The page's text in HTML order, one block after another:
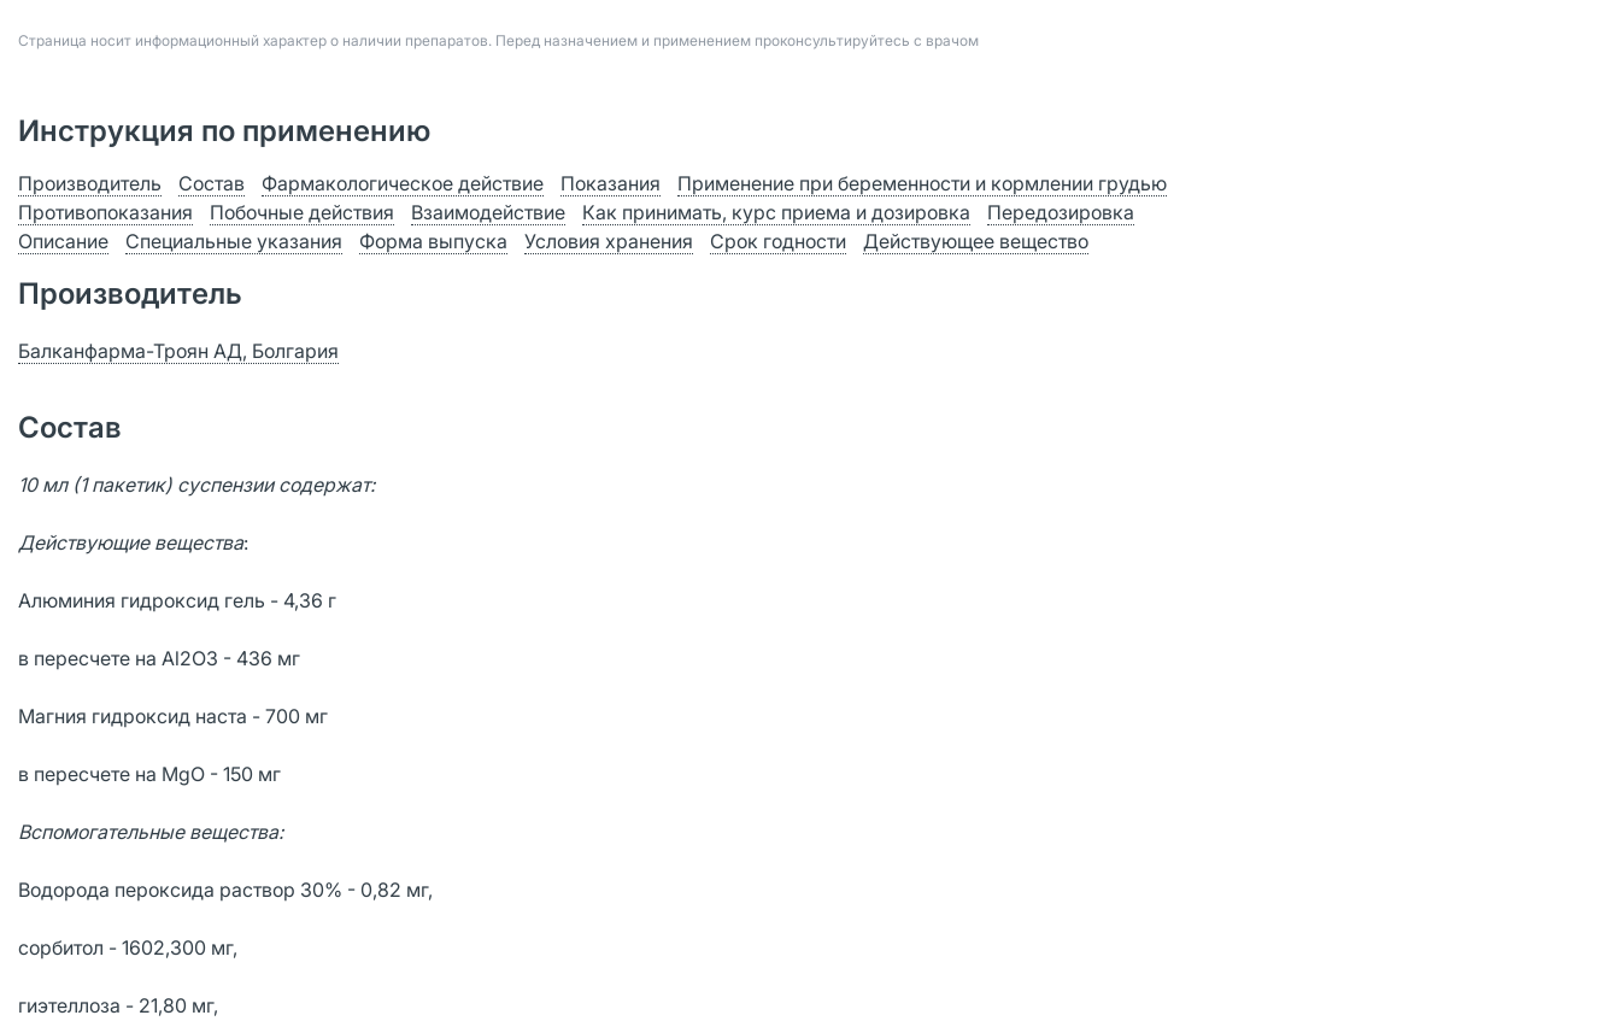
Страница носит информационный характер о наличии препаратов. Перед назначением и применением проконсультируйтесь с врачом
Инструкция по применению
Производитель Состав Фармакологическое действие Показания
Применение при беременности и кормлении грудью
Противопоказания
Побочные действия Взаимодействие Как принимать, курс приема и дозировка
Передозировка
Описание
Специальные указания Форма выпуска Условия хранения Срок годности Действующее вещество
Производитель
Балканфарма-Троян АД, Болгария
Состав
10 мл (1 пакетик) суспензии содержат:
Действующие вещества:
Алюминия гидроксид гель - 4,36 г
в пересчете на Al2О3 - 436 мг
Магния гидроксид наста - 700 мг
в пересчете на MgO - 150 мг
Вспомогательные вещества:
Водорода пероксида раствор 30% - 0,82 мг,
сорбитол - 1602,300 мг,
гиэтеллоза - 21,80 мг,